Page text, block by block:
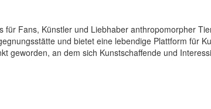
Fans, Künstler und Liebhaber anthropomorpher
und bietet eine lebendige Plattform für
geworden, an dem sich Kunstschaffende und